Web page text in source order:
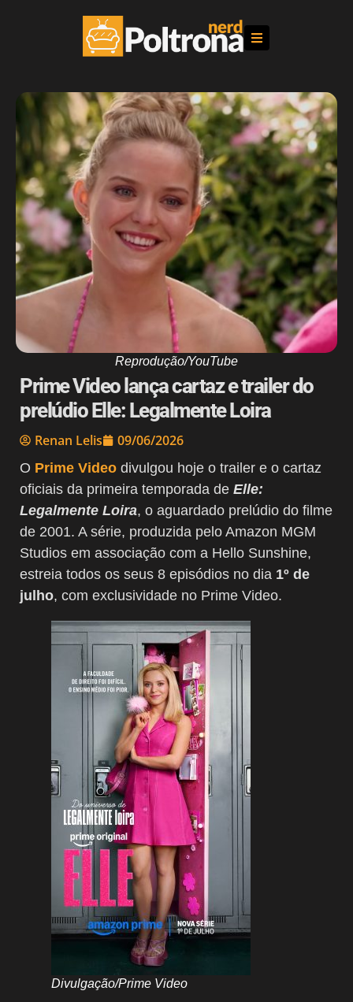
Reprodução/YouTube
Prime Video lança cartaz e trailer do
prelúdio Elle: Legalmente Loira
Renan Lelis 09/06/2026
O Prime Video divulgou hoje o trailer e o cartaz
oficiais da primeira temporada de Elle:
Legalmente Loira, o aguardado prelúdio do filme
de 2001. A série, produzida pelo Amazon MGM
Studios em associação com a Hello Sunshine,
estreia todos os seus 8 episódios no dia 1º de
julho, com exclusividade no Prime Video.
Divulgação/Prime Video